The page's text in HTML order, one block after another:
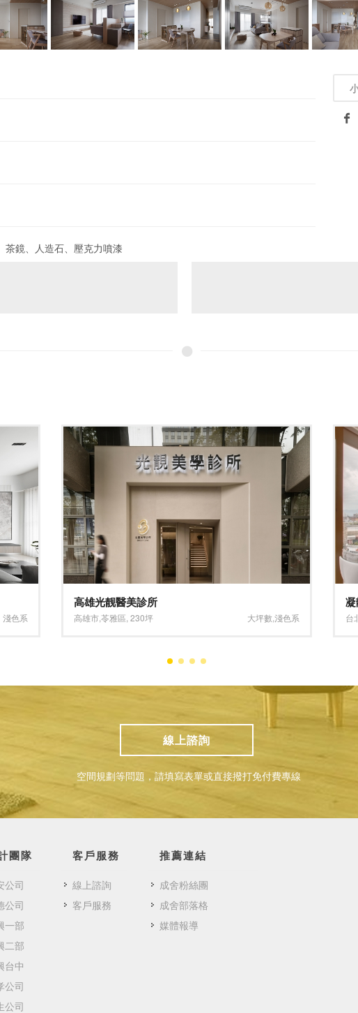
茶鏡、人造石、壓克力噴漆
淺色系
凝靜美學 Serene Nail Boutique
台北市大安區 20坪 深色系 褐色系 新
線上諮詢
空間規劃等問題，請填寫表單或直接撥打免付費專線
團隊
公司
公司
一部
二部
台中
公司
公司
客戶服務
線上諮詢
客戶服務
推薦連結
成舍粉絲團
成舍部落格
媒體報導